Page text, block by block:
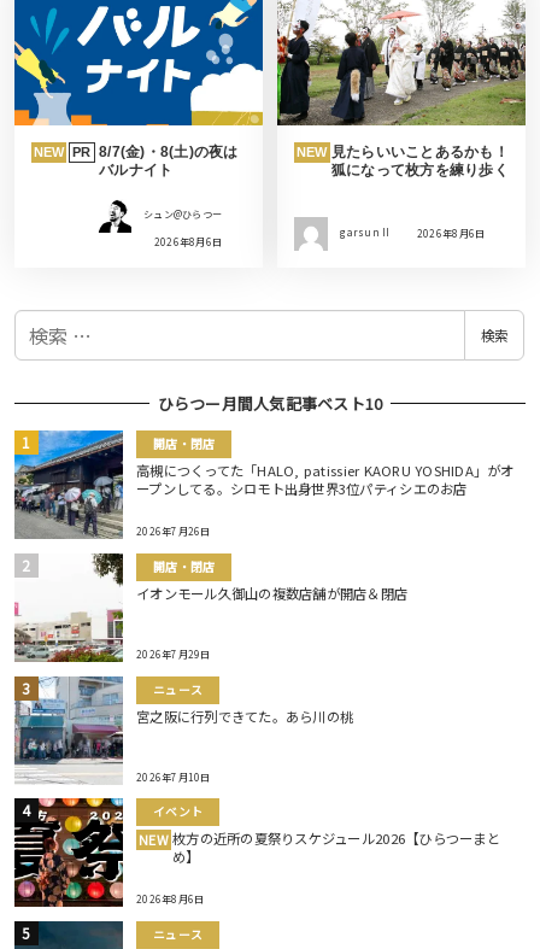
NEW PR 8/7(金)・8(土)の夜は
バルナイト
シュン@ひらつー
2026年8月6日
NEW 見たらいいことあるかも！
狐になって枚方を練り歩く
garsun II 2026年8月6日
検
検索
ひらつー月間人気記事ベスト10
開店・閉店
高槻につくってた「HALO, patissier KAORU YOSHIDA」がオ
ープンしてる。シロモト出身世界3位パティシエのお店
2026年7月26日
開店・閉店
イオンモール久御山の複数店舗が開店＆閉店
2026年7月29日
ニュース
宮之阪に行列できてた。あら川の桃
2026年7月10日
イベント
NEW 枚方の近所の夏祭りスケジュール2026【ひらつーまと
め】
2026年8月6日
ニュース